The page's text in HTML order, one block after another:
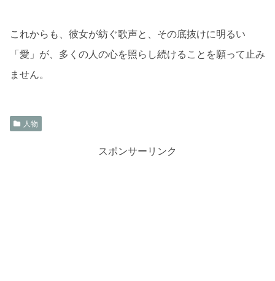
これからも、彼女が紡ぐ歌声と、その底抜けに明るい
「愛」が、多くの人の心を照らし続けることを願って止み
ません。
人物
スポンサーリンク